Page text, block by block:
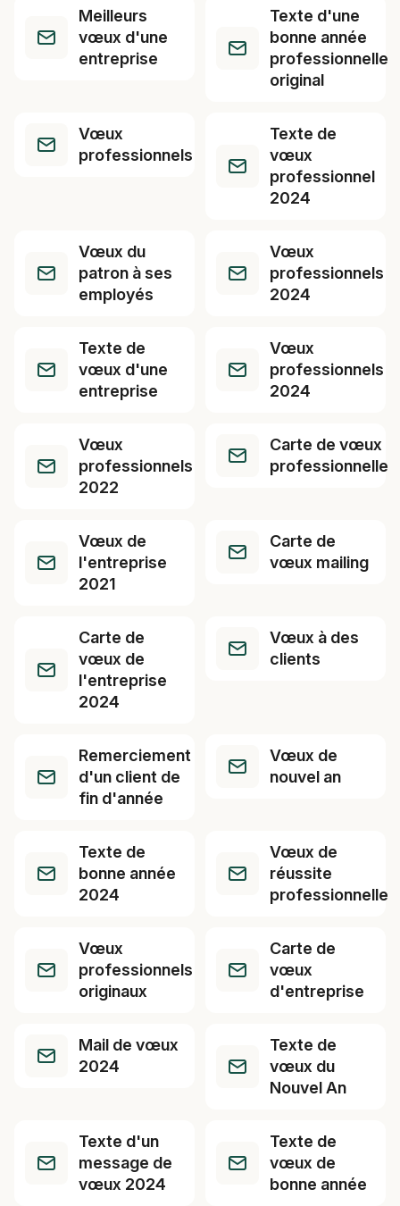
Meilleurs
vœux d'une
entreprise
Texte d'une
bonne année
professionnelle
original
Vœux
professionnels
Texte de
vœux
professionnel
2024
Vœux du
patron à ses
employés
Vœux
professionnels
2024
Texte de
vœux d'une
entreprise
Vœux
professionnels
2024
Vœux
professionnels
2022
Carte de vœux
professionnelle
Vœux de
l'entreprise
2021
Carte de
vœux mailing
Carte de
vœux de
l'entreprise
2024
Vœux à des
clients
Remerciement
d'un client de
fin d'année
Vœux de
nouvel an
Texte de
bonne année
2024
Vœux de
réussite
professionnelle
Vœux
professionnels
originaux
Carte de
vœux
d'entreprise
Mail de vœux
2024
Texte de
vœux du
Nouvel An
Texte d'un
message de
vœux 2024
Texte de
vœux de
bonne année